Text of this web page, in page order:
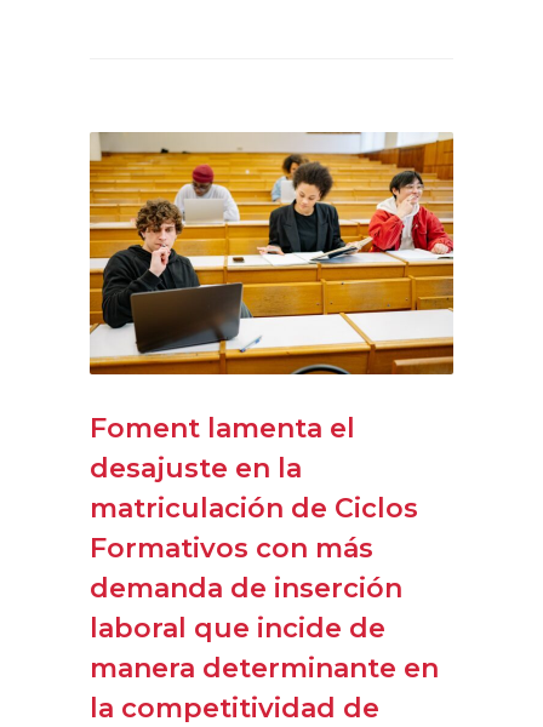
Foment lamenta el
desajuste en la
matriculación de Ciclos
Formativos con más
demanda de inserción
laboral que incide de
manera determinante en
la competitividad de